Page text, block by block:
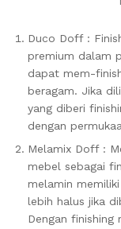
Duco Doff :
premium dalam
dapat mem-
beragam. Jika
yang diberi
dengan
Melamix Doff :
mebel sebagai
melamin
lebih halus jika
Dengan finishing